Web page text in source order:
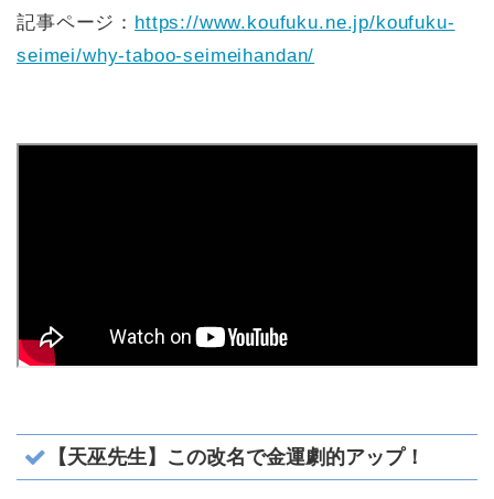
記事ページ： https://www.koufuku.ne.jp/koufuku-
seimei/why-taboo-seimeihandan/
【天巫先生】この改名で金運劇的アップ！